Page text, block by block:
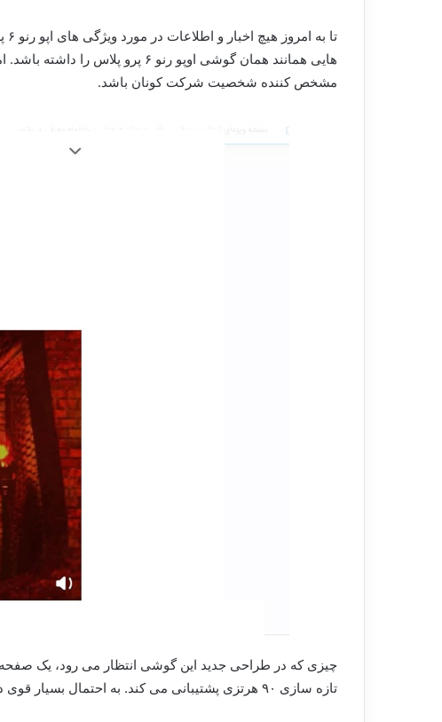
تا به امروز هیچ اخبار و اطلاعات در مورد ویژگی های اپو رنو ۶ پلاس Detective Conan این گوشی پرچمدار شرکت اوپو منتشر نشده است. اما ممکن است این
هایی همانند همان گوشی اوپو
مشخص کننده شخصیت شرکت کونان باشد.
تازه سازی ۹۰ هرتزی پشتیبانی می کند. به احتمال بسیار قوی در این گوشی از تراشه اسنپدراگون ۸۷۰ کوالکام استفاده شده است.